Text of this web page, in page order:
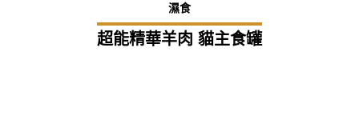
濕食
超能精華羊肉 貓主食罐